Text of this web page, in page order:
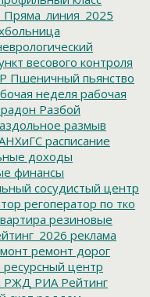
Пряма_линия_2025
весового контроля
Пшеничный пьянство
неделя рабочая
радон Разбой
размыв
расписание
доходы
финансы
сосудистый центр
регоператор по тко
резиновые
реклама
ремонт дорог
ресурсный центр
РЖД РИА Рейтинг